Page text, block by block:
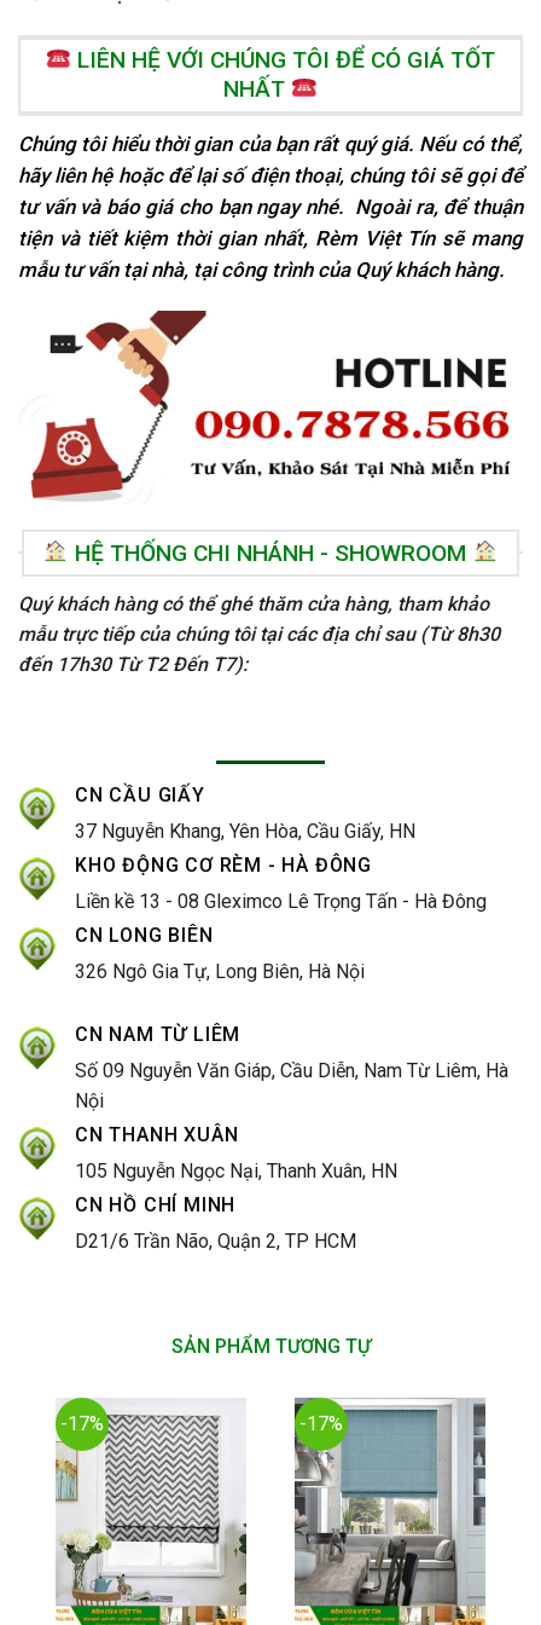
LIÊN HỆ VỚI CHÚNG TÔI ĐỂ CÓ GIÁ TỐT
NHẤT
Chúng tôi hiểu thời gian của bạn rất quý giá. Nếu có thể,
hãy liên hệ hoặc để lại số điện thoại, chúng tôi sẽ gọi để
tư vấn và báo giá cho bạn ngay nhé. Ngoài ra, để thuận
tiện và tiết kiệm thời gian nhất, Rèm Việt Tín sẽ mang
mẫu tư vấn tại nhà, tạicông trình của Quý khách hàng.
HỆ THỐNG CHI NHÁNH - SHOWROOM
Quý khách hàng có thể ghé thăm cửa hàng, tham khảo
mẫu trực tiếp của chúng tôi tại các địa chỉ sau (Từ 8h30
đến 17h30 Từ T2 Đến T7):
CN CẦU GIẤY
37 Nguyễn Khang, Yên Hòa, Cầu Giấy, HN
KHO ĐỘNG CƠ RÈM - HÀ ĐÔNG
Liền kề 13 - 08 Gleximco Lê Trọng Tấn - Hà Đông
CN LONG BIÊN
326 Ngô Gia Tự, Long Biên, Hà Nội
CN NAM TỪ LIÊM
Số 09 Nguyễn Văn Giáp, Cầu Diễn, Nam Từ Liêm, Hà
Nội
CN THANH XUÂN
105 Nguyễn Ngọc Nại, Thanh Xuân, HN
CN HỒ CHÍ MINH
D21/6 Trần Não, Quận 2, TP HCM
SẢN PHẨM TƯƠNG TỰ
-17% -17%